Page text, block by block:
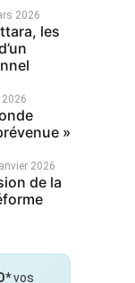
2026
les
2026
»
2026
de la
vos